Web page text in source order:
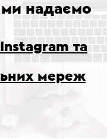
ми надаємо
та
мереж